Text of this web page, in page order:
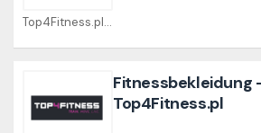
Top4Fitness.pl Coupons
Fitnessbekleidung
Top4Fitness.pl